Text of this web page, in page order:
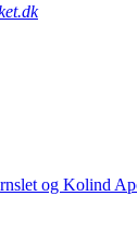
og Kolind